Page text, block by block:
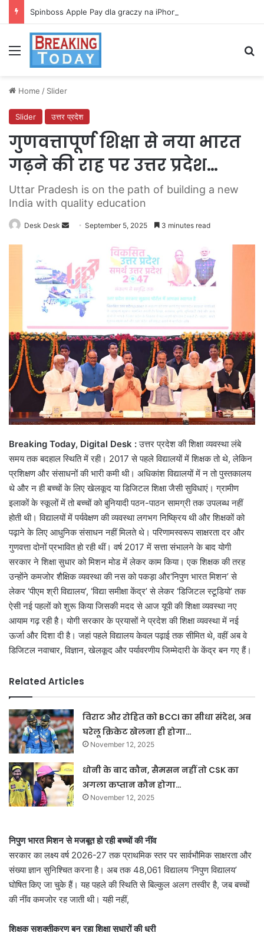
Spinboss Apple Pay dla graczy na iPhone
Menu
Home / Slider
Slider उत्तर प्रदेश
गुणवत्तापूर्ण शिक्षा से नया भारत
गढ़ने की राह पर उत्तर प्रदेश…
Uttar Pradesh is on the path of building a new
India with quality education
Desk Desk
SendSeptember 5, 2025 3 minutes read
Breaking Today, Digital Desk :उत्तर प्रदेश की शिक्षा व्यवस्था लंबे
समय तक बदहाल स्थिति में रही। 2017 से पहले विद्यालयों में शिक्षक तो थे, लेकिन
प्रशिक्षण और संसाधनों की भारी कमी थी। अधिकांश विद्यालयों में न तो पुस्तकालय
थे और न ही बच्चों के लिए खेलकूद या डिजिटल शिक्षा जैसी सुविधाएं। ग्रामीण
इलाकों के स्कूलों में तो बच्चों को बुनियादी पठन-पाठन सामग्री तक उपलब्ध नहीं
होती थी। विद्यालयों में पर्यवेक्षण की व्यवस्था लगभग निष्क्रिय थी और शिक्षकों को
पढ़ाने के लिए आधुनिक संसाधन नहीं मिलते थे। परिणामस्वरूप साक्षरता दर और
गुणवत्ता दोनों प्रभावित हो रही थीं। वर्ष 2017 में सत्ता संभालने के बाद योगी
सरकार ने शिक्षा सुधार को मिशन मोड में लेकर काम किया। एक शिक्षक की तरह
उन्होंने कमजोर शैक्षिक व्यवस्था की नस को पकड़ा और‘निपुण भारत मिशन’ से
लेकर ‘पीएम श्री विद्यालय’, ‘विद्या समीक्षा केंद्र’ से लेकर ‘डिजिटल स्टूडियो’ तक
ऐसी नई पहलों को शुरू किया जिसकी मदद से आज यूपी की शिक्षा व्यवस्था नए
आयाम गढ़ रही है। योगी सरकार के प्रयासों ने प्रदेश की शिक्षा व्यवस्था में नई
ऊर्जा और दिशा दी है। जहां पहले विद्यालय केवल पढ़ाई तक सीमित थे, वहीं अब वे
डिजिटल नवाचार, विज्ञान, खेलकूद और पर्यावरणीय जिम्मेदारी के केंद्र बन गए हैं।
Related Articles
विराट और रोहित को BCCI का सीधा संदेश, अब
घरेलू क्रिकेट खेलना ही होगा…
November 12, 2025
धोनी के बाद कौन, सैमसन नहीं तो CSK का
अगला कप्तान कौन होगा…
November 12, 2025
निपुण भारत मिशन से मजबूत हो रही बच्चों की नींव
सरकार का लक्ष्य वर्ष 2026-27 तक प्राथमिक स्तर पर सार्वभौमिक साक्षरता और
संख्या ज्ञान सुनिश्चित करना है। अब तक 48,061 विद्यालय ‘निपुण विद्यालय’
घोषित किए जा चुके हैं। यह पहले की स्थिति से बिल्कुल अलग तस्वीर है, जब बच्चों
की नींव कमजोर रह जाती थी। यही नहीं,
शिक्षक सशक्तीकरण बन रहा शिक्षा सुधारों की धुरी